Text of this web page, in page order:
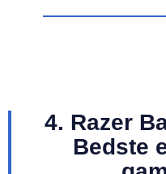
4. Razer
Bedste